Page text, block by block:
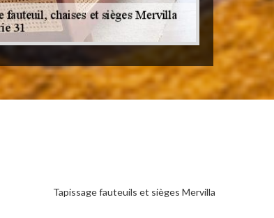
Tapissage fauteuils et sièges Mervilla